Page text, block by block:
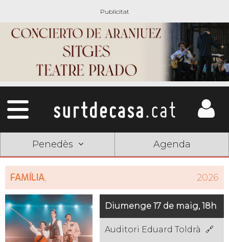
Penedès Agenda
FAMÍLIA, 2026
Diumenge 17 de maig, 18h
Auditori Eduard Toldrà